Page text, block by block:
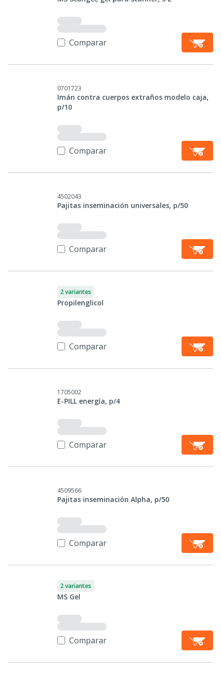
Comparar
0701723
Imán contra cuerpos extraños modelo caja,
p/10
Comparar
4502043
Pajitas inseminación universales, p/50
Comparar
2 variantes
Propilenglicol
Comparar
1705002
E-PILL energía, p/4
Comparar
4509566
Pajitas inseminación Alpha, p/50
Comparar
2 variantes
MS Gel
Comparar